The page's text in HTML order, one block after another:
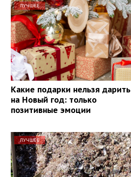
ЛУЧШЕЕ
Какие подарки нельзя дарить
на Новый год: только
позитивные эмоции
ЛУЧШЕЕ